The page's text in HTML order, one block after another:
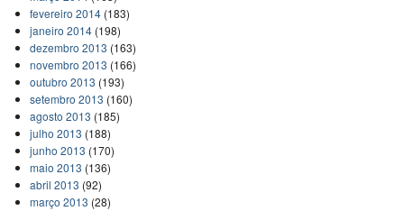
fevereiro 2014(183)
janeiro 2014(198)
dezembro 2013 (163)
novembro 2013 (166)
outubro 2013 (193)
setembro 2013 (160)
agosto 2013 (185)
julho 2013 (188)
junho 2013 (170)
maio 2013 (136)
abril 2013 (92)
março 2013 (28)